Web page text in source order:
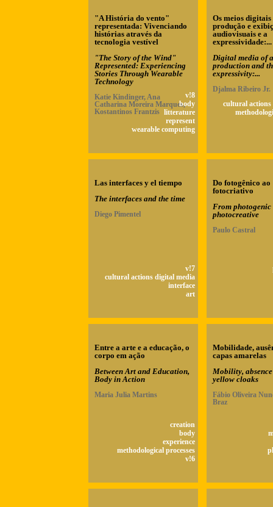
"A História do vento"
representada: Vivenciando
histórias através da
tecnologia vestível
"The Story of the Wind"
Represented: Experiencing
Stories Through Wearable
Technology
Katie Kindinger, Ana
Catharina Moreira Marques,
Kostantinos Frantzis
v!8
body
litterature
represent
wearable computing
Os meios digitais
produção e
audiovisuais e a
expressividade:...
Digital media of
production and
expressivity:...
Djalma Ribeiro Jr.
cultural actions
Las interfaces y el tiempo
The interfaces and the time
Diego Pimentel
v!7
cultural actions digital media
interface
art
Do fotogênico ao
fotocriativo
From photogenic
photocreative
Paulo Castral
Entre a arte e a educação, o
corpo em ação
Between Art and Education,
Body in Action
Maria Julia Martins
creation
body
experience
methodological processes
v!6
Mobilidade,
capas amarelas
Mobility,
yellow cloaks
Fábio Oliveira
Braz